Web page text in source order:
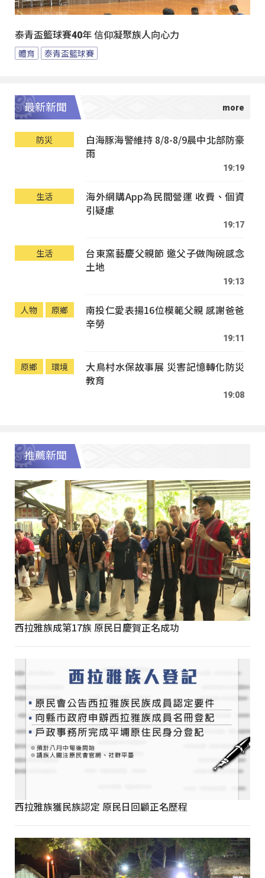
泰青盃籃球賽40年 信仰凝聚族人向心力
體育 泰青盃籃球賽
最新新聞
防災
白海豚海警維持 8/8-8/9晨中北部防豪
雨
19:19
生活
海外網購App為民間營運 收費、個資
引疑慮
19:17
生活
台東窯藝慶父親節 邀父子做陶碗感念
土地
19:13
人物 原鄉
南投仁愛表揚16位模範父親 感謝爸爸
辛勞
19:11
原鄉 環境
大鳥村水保故事展 災害記憶轉化防災
教育
19:08
推薦新聞
西拉雅族成第17族 原民日慶賀正名成功
西拉雅族獲民族認定 原民日回顧正名歷程